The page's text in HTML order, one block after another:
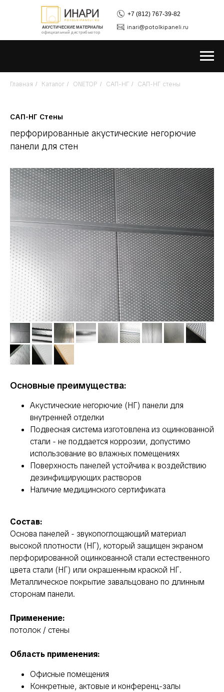
АКУСТИЧЕСКИЕ МАТЕРИАЛЫ
официальный дистрибьютор
inari@potolkipaneli.ru
+7 (812) 767-39-82
Главная / Каталог / ONETOP / САП-НГ / САП-НГ стены
САП-НГ Стены
перфорированные акустические негорючие
панели для стен
Основные преимущества:
Акустические негорючие (НГ) панели для
внутренней отделки
Подвесная система изготовлена из оцинкованной
стали - не поддается коррозии, допустимо
использование во влажных помещениях
Поверхность панелей устойчива к воздействию
дезинфицирующих растворов
Наличие медицинского сертификата
Состав:
Основа панелей - звукопоглощающий материал
высокой плотности (НГ), который защищен экраном
перфорированной оцинкованной стали естественного
цвета стали (НГ) или окрашенным краской НГ.
Металлическое покрытие завальцовано по длинным
сторонам панели.
Применение:
потолок / стены
Область применения:
Офисные помещения
Конкретные, актовые и конференц-залы